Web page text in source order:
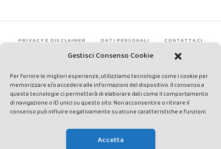
Gestisci Consenso Cookie
Per fornire le migliori esperienze, utilizziamo tecnologie come i cookie per
memorizzare e/o accedere alle informazioni del dispositivo. Il consenso a
queste tecnologie ci permetterà di elaborare dati come il comportamento
di navigazione o ID unici su questo sito. Non acconsentire o ritirare il
consenso può influire negativamente su alcune caratteristiche e funzioni.
Accetta
PRIVACY E DISCLAIMER DATI PERSONALI CONTATTACI
rights reserved - Testata registrata presso il Tribunale di Siena con
autorizzazione n°1 del 12/04/2014 - Direttrice Responsabile: Chiara